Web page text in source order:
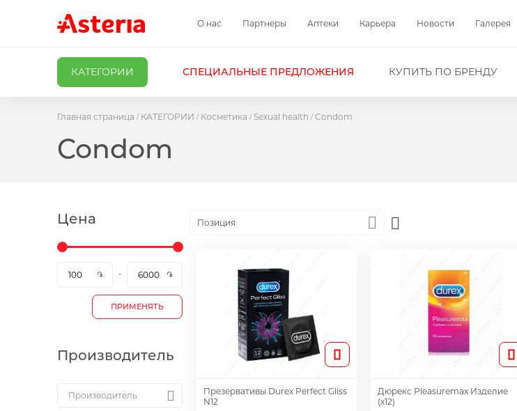
О нас Партнеры Аптеки Карьера Новости Галерея
КАТЕГОРИИ СПЕЦИАЛЬНЫЕ ПРЕДЛОЖЕНИЯ КУПИТЬ ПО БРЕНДУ
Главная страница КАТЕГОРИИ Косметика Sexual health Condom
Condom
Цена
ПРИМЕНЯТЬ
Производитель
Позиция
Descending
Direction
Презервативы Durex Perfect Gliss
N12
Дюрекс Pleasuremax Изделие
(х12)